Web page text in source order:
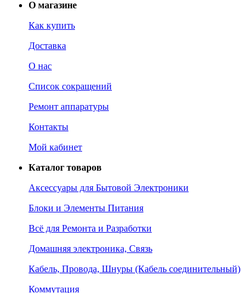
О магазине
Как купить
Доставка
О нас
Список сокращений
Ремонт аппаратуры
Контакты
Мой кабинет
Каталог товаров
Аксессуары для Бытовой Электроники
Блоки и Элементы Питания
Всё для Ремонта и Разработки
Домашняя электроника, Связь
Кабель, Провода, Шнуры (Кабель соединительный)
Коммутация